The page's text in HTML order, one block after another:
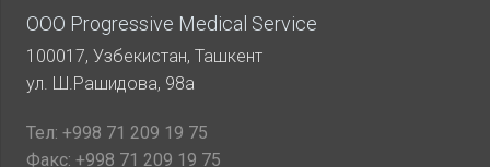
ООО Progressive Medical Service
100017, Узбекистан, Ташкент
ул. Ш.Рашидова, 98а
Тел: +998 71 209 19 75
Факс: +998 71 209 19 75